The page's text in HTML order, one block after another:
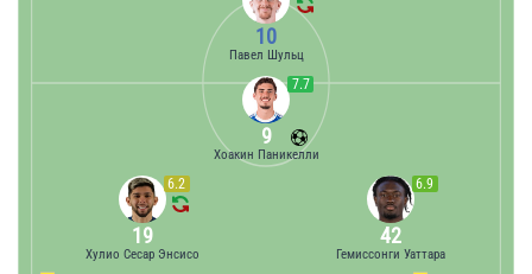
10
Павел Шульц
6.2
19
Хулио Сесар Энсисо
6.9
42
Гемиссонги Уаттара
7.7
9
Хоакин Паникелли